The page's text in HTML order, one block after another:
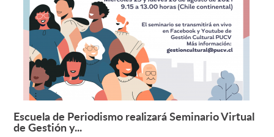
Leer más +
Escuela de Periodismo realizará Seminario Virtual
de Gestión y...